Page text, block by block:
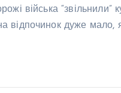
війська “звільнили”
відпочинок дуже мало,